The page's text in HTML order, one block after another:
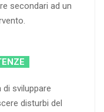
secondari ad un
di sviluppare
disturbi del